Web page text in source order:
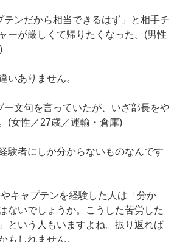
テンだから相当できるはず」と相手チ
ーが厳しくて帰りたくなった。(男性
いありません。
ー文句を言っていたが、いざ部長をや
(女性／27歳／運輸・倉庫)
験者にしか分からないものなんです
キャプテンを経験した人は「分か
ないでしょうか。こうした苦労した
という人もいますよね。振り返れば
もしれません。